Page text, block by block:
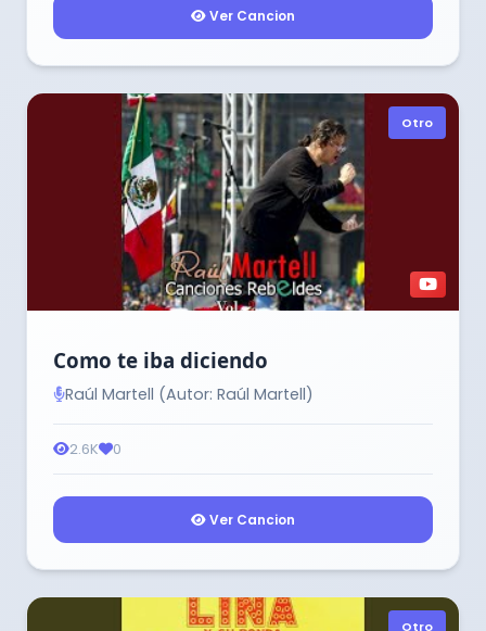
Ver Cancion
Otro
Como te iba diciendo
Raúl Martell (Autor: Raúl Martell)
2.6K 0
Ver Cancion
Otro